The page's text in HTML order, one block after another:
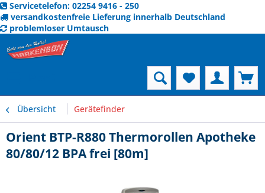
Servicetelefon: 02254 9416 - 250
versandkostenfreie Lieferung innerhalb Deutschland
problemloser Umtausch
Übersicht Gerätefinder
Orient BTP-R880 Thermorollen Apotheke
80/80/12 BPA frei [80m]